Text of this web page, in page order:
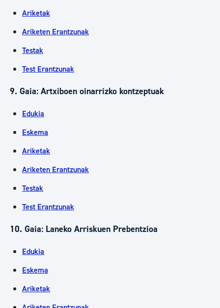
Ariketak
Ariketen Erantzunak
Testak
Test Erantzunak
9. Gaia: Artxiboen oinarrizko kontzeptuak
Edukia
Eskema
Ariketak
Ariketen Erantzunak
Testak
Test Erantzunak
10. Gaia: Laneko Arriskuen Prebentzioa
Edukia
Eskema
Ariketak